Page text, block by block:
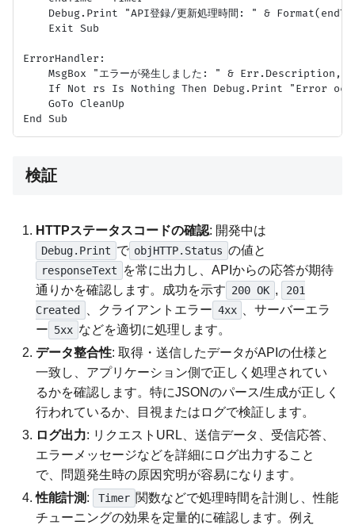
Debug.Print "API登録/更新処理時間: " &
    Exit Sub
ErrorHandler:
MsgBox "エラーが発生しました: " & Err.Description,
If Not rs Is Nothing Then Debug.Print "Error
    GoTo CleanUp
検証
HTTPステータスコードの確認: 開発中は
Debug.Print で objHTTP.Status の値と
responseText
を常に出力し、APIからの応答が期待
通りかを確認します。成功を示す 200 OK ,
201
Created
、クライアントエラー 4xx
、サーバーエラ
ー 5xx などを適切に処理します。
データ整合性: 取得・送信したデータがAPIの仕様と
一致し、アプリケーション側で正しく処理されてい
るかを確認します。特にJSONのパース/生成が正しく
行われているか、目視またはログで検証します。
ログ出力: リクエストURL、送信データ、受信応答、
エラーメッセージなどを詳細にログ出力すること
で、問題発生時の原因究明が容易になります。
性能計測 : Timer 関数などで処理時間を計測し、性能
チューニングの効果を定量的に確認します。例え